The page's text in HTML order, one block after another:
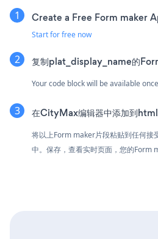
Create a Free Form maker
Start for free now
复制plat_display_name的
Your code block will be available
在CityMax编辑器中添加到html
将以上Form maker片段粘贴到任何
中。保存，查看实时页面，您的Form